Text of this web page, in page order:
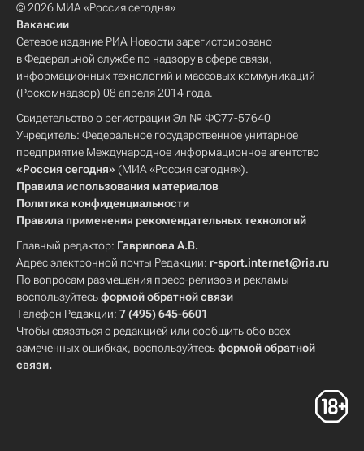
© 2026 МИА «Россия сегодня»
Вакансии
Сетевое издание РИА Новости зарегистрировано
в Федеральной службе по надзору в сфере связи,
информационных технологий и массовых коммуникаций
(Роскомнадзор) 08 апреля 2014 года.
Свидетельство о регистрации Эл № ФС77-57640
Учредитель: Федеральное государственное унитарное
предприятие Международное информационное агентство
«Россия сегодня» (МИА «Россия сегодня»).
Правила использования материалов
Политика конфиденциальности
Правила применения рекомендательных технологий
Главный редактор: Гаврилова А.В.
Адрес электронной почты Редакции: r-sport.internet@ria.ru
По вопросам размещения пресс-релизов и рекламы
воспользуйтесьформой обратной связи
Телефон Редакции: 7 (495) 645-6601
Чтобы связаться с редакцией или сообщить обо всех
замеченных ошибках, воспользуйтесьформой обратной
связи.